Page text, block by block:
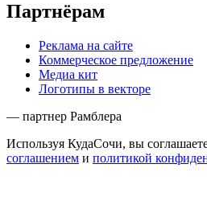
Партнёрам
Реклама на сайте
Коммерческое предложение
Медиа кит
Логотипы в векторе
— партнер Рамблера
Используя КудаСочи, вы
соглашением и политикой